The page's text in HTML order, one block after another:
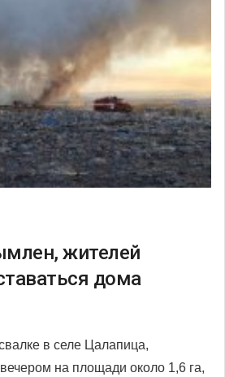
жителей
дома
в селе Цалапица,
на площади около 1,6 га,